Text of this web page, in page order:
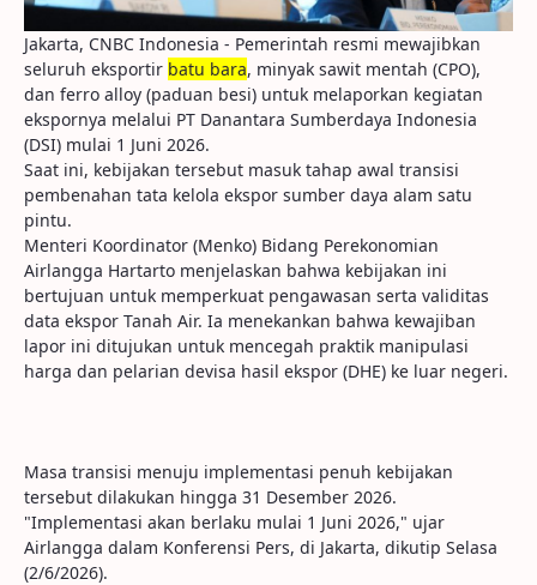
Jakarta, CNBC Indonesia - Pemerintah resmi mewajibkan
seluruh eksportir batu bara, minyak sawit mentah (CPO),
dan ferro alloy (paduan besi) untuk melaporkan kegiatan
ekspornya melalui PT Danantara Sumberdaya Indonesia
(DSI) mulai 1 Juni 2026.
Saat ini, kebijakan tersebut masuk tahap awal transisi
pembenahan tata kelola ekspor sumber daya alam satu
pintu.
Menteri Koordinator (Menko) Bidang Perekonomian
Airlangga Hartarto menjelaskan bahwa kebijakan ini
bertujuan untuk memperkuat pengawasan serta validitas
data ekspor Tanah Air. Ia menekankan bahwa kewajiban
lapor ini ditujukan untuk mencegah praktik manipulasi
harga dan pelarian devisa hasil ekspor (DHE) ke luar negeri.
Masa transisi menuju implementasi penuh kebijakan
tersebut dilakukan hingga 31 Desember 2026.
"Implementasi akan berlaku mulai 1 Juni 2026," ujar
Airlangga dalam Konferensi Pers, di Jakarta, dikutip Selasa
(2/6/2026).